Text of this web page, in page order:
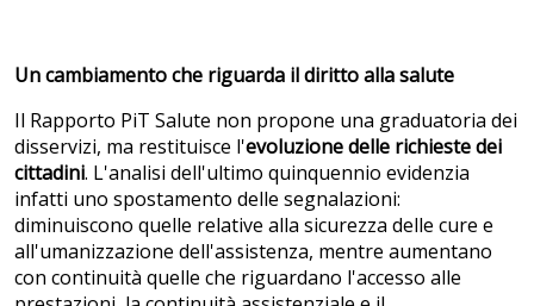
Un cambiamento che riguarda il diritto alla salute
Il Rapporto PiT Salute non propone una graduatoria dei
disservizi, ma restituisce l'evoluzione delle richieste dei
cittadini. L'analisi dell'ultimo quinquennio evidenzia
infatti uno spostamento delle segnalazioni:
diminuiscono quelle relative alla sicurezza delle cure e
all'umanizzazione dell'assistenza, mentre aumentano
con continuità quelle che riguardano l'accesso alle